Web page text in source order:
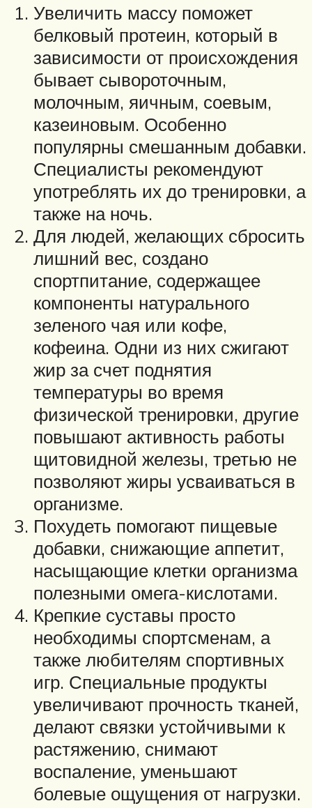
Увеличить массу поможет
белковый протеин, который в
зависимости от происхождения
бывает сывороточным,
молочным, яичным, соевым,
казеиновым. Особенно
популярны смешанным добавки.
Специалисты рекомендуют
употреблять их до тренировки, а
также на ночь.
Для людей, желающих сбросить
лишний вес, создано
спортпитание, содержащее
компоненты натурального
зеленого чая или кофе,
кофеина. Одни из них сжигают
жир за счет поднятия
температуры во время
физической тренировки, другие
повышают активность работы
щитовидной железы, третью не
позволяют жиры усваиваться в
организме.
Похудеть помогают пищевые
добавки, снижающие аппетит,
насыщающие клетки организма
полезными омега-кислотами.
Крепкие суставы просто
необходимы спортсменам, а
также любителям спортивных
игр. Специальные продукты
увеличивают прочность тканей,
делают связки устойчивыми к
растяжению, снимают
воспаление, уменьшают
болевые ощущения от нагрузки.